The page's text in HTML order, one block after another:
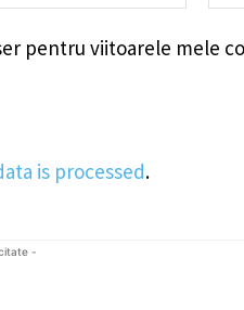
pentru viitoarele mele
is processed.
-